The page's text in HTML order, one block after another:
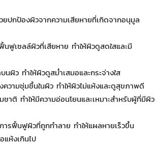
กป้องผิวจากความเสียหายที่เกิดจากอนุมูล
นฟูเซลล์ผิวที่เสียหาย ทำให้ผิวดูสดใสและมี
ผิว ทำให้ผิวดูสม่ำเสมอและกระจ่างใส
วามชุ่มชื้นในผิว ทำให้ผิวไม่แห้งและดูสุขภาพดี
ติ ทำให้มีความอ่อนโยนและเหมาะสำหรับผู้ที่มีผิว
รฟื้นฟูผิวที่ถูกทำลาย ทำให้แผลหายเร็วขึ้น
ห้งเกินไป